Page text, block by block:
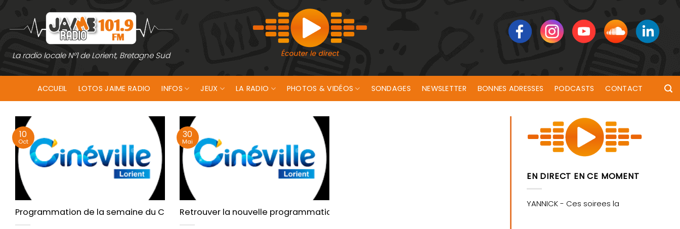
contenu
La radio locale N°1 de Lorient, Bretagne Sud
ACCUEIL LOTOS JAIME RADIO INFOS JEUX LA RADIO PHOTOS & VIDÉOS SONDAGES NEWSLETTER BONNES ADRESSES PODCASTS CONTACT
Programmation de la semaine du Cinéville de Lorient
10
Oct
Retrouver la nouvelle programmation de la semaine au Cinéville de Lorient dès aujourd’hui !
30
Mai
EN DIRECT EN CE MOMENT